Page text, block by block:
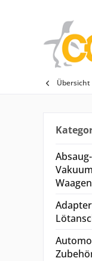
Übersicht
Absaug-